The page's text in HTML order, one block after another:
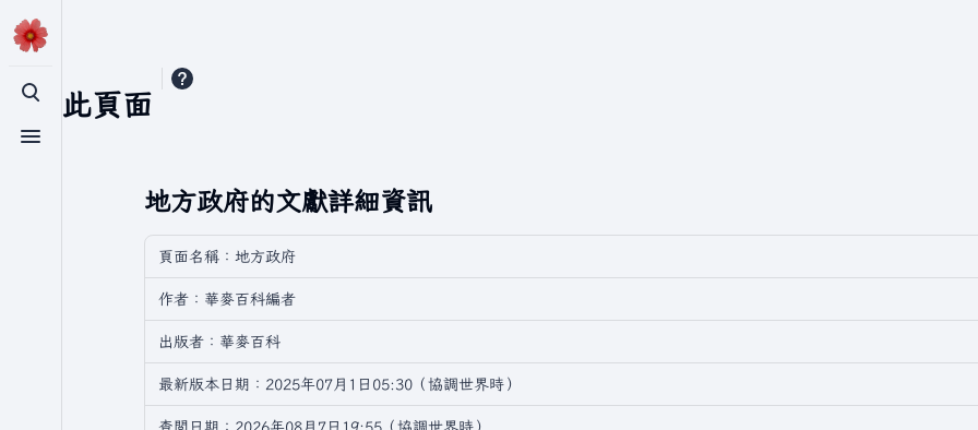
切換搜尋
切換選單
引用此頁面
地方政府的文獻詳細資訊
頁面名稱：地方政府
作者：華麥百科編者
出版者：華麥百科
最新版本日期：2025年07月1日05:30（協調世界時）